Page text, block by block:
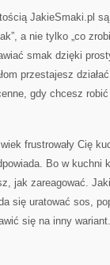
JakieSmaki.pl
a nie tylko „co
smak dzięki
przestajesz
gdy chcesz
frustrowały Cię
Bo w kuchni
jak zareagować.
się uratować sos,
się na inny